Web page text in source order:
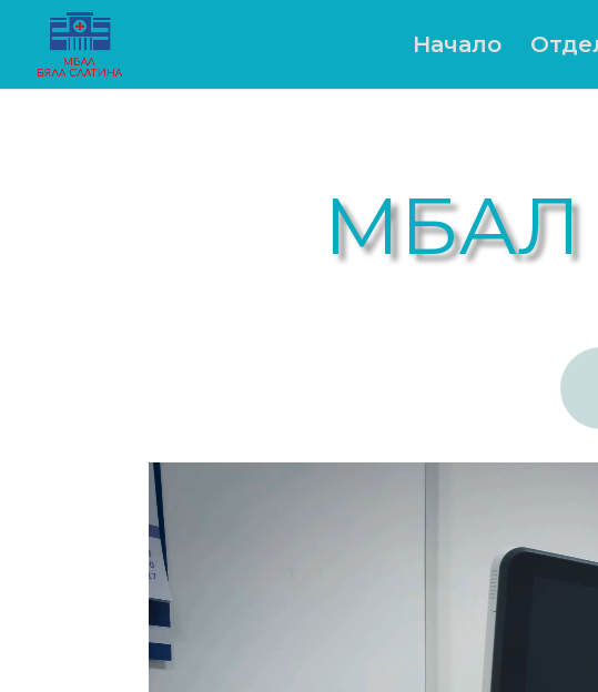
Начало
МБАЛ
Video
Player